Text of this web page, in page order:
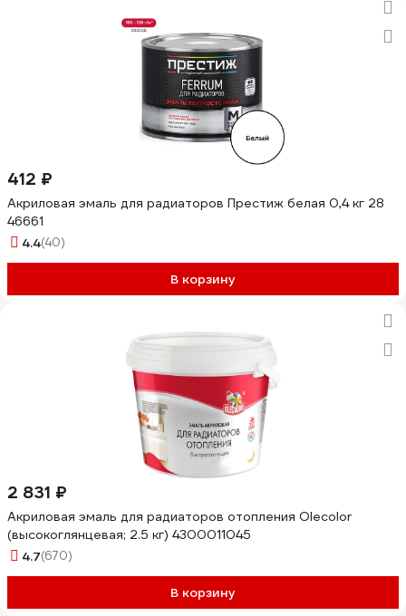
412 ₽
Акриловая эмаль для радиаторов Престиж белая 0,4 кг 28
46661
4.4(40)
В корзину
2 831 ₽
Акриловая эмаль для радиаторов отопления Olecolor
(высокоглянцевая; 2.5 кг) 4300011045
4.7(670)
В корзину